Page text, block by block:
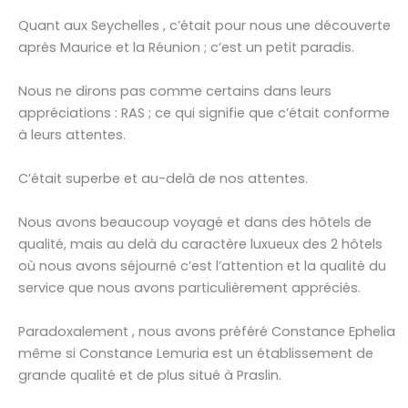
Quant aux Seychelles , c’était pour nous une découverte
après Maurice et la Réunion ; c’est un petit paradis.
Nous ne dirons pas comme certains dans leurs
appréciations : RAS ; ce qui signifie que c’était conforme
à leurs attentes.
C’était superbe et au-delà de nos attentes.
Nous avons beaucoup voyagé et dans des hôtels de
qualité, mais au delà du caractère luxueux des 2 hôtels
où nous avons séjourné c’est l’attention et la qualité du
service que nous avons particulièrement appréciés.
Paradoxalement , nous avons préféré Constance Ephelia
même si Constance Lemuria est un établissement de
grande qualité et de plus situé à Praslin.